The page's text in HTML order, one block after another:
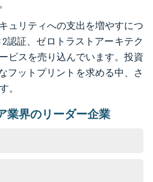
ュリティへの支出を増やすにつ
認証、ゼロトラストアーキテク
ビスを売り込んでいます。投資
フットプリントを求める中、さ
。
業界のリーダー企業